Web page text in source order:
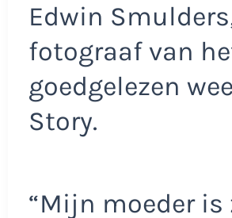
Edwin
fotograaf van
goedgelezen
Story.
“Mijn moeder is